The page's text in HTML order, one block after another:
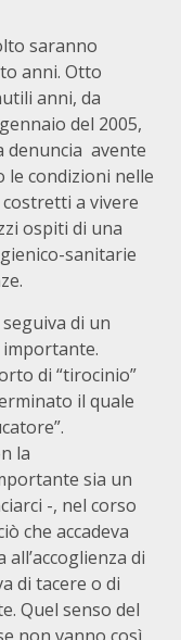
saranno
anni. Otto
anni, da
del 2005,
denuncia avente
le condizioni nelle
a vivere
ospiti di una
sanitarie
di un
importante.
di “tirocinio”
il quale
la
sia un
-, nel corso
che accadeva
di
di tacere o di
Quel senso del